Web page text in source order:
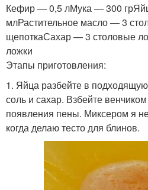
Кефир — 0,5 лМука — 300
млРастительное масло — 3
щепоткаСахар — 3 столовые
ложки
Этапы приготовления:
1. Яйца разбейте в
соль и сахар. Взбейте
появления пены. Миксером я
когда делаю тесто для блинов.